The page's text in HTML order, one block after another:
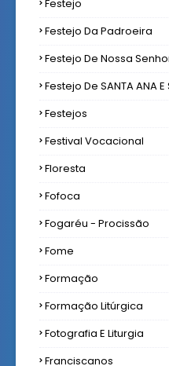
Festejo
Festejo Da Padroeira
Festejo De Nossa
Festejo De SANTA ANA E
Festejos
Festival Vocacional
Floresta
Fofoca
Fogaréu - Procissão
Fome
Formação
Formação Litúrgica
Fotografia E Liturgia
Franciscanos